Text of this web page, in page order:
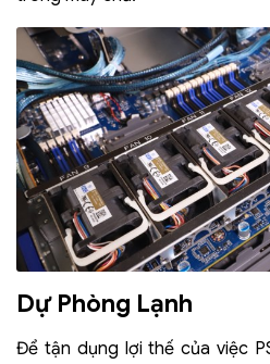
Dự Phòng Lạnh
Để tận dụng lợi thế của việc